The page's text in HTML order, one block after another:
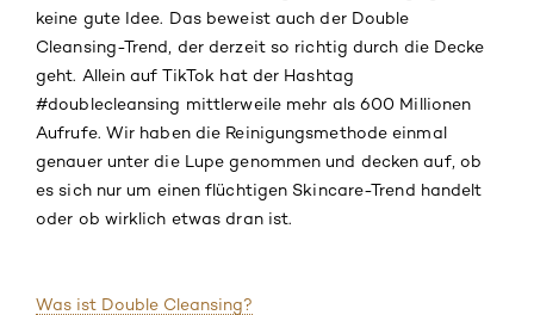
keine gute Idee. Das beweist auch der Double
Cleansing-Trend, der derzeit so richtig durch die Decke
geht. Allein auf TikTok hat der Hashtag
#doublecleansing mittlerweile mehr als 600 Millionen
Aufrufe. Wir haben die Reinigungsmethode einmal
genauer unter die Lupe genommen und decken auf, ob
es sich nur um einen flüchtigen Skincare-Trend handelt
oder ob wirklich etwas dran ist.
Was ist Double Cleansing?